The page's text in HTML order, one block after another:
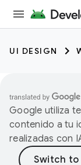
UI DESIGN
Google utiliza
contenido a tu
realizadas con